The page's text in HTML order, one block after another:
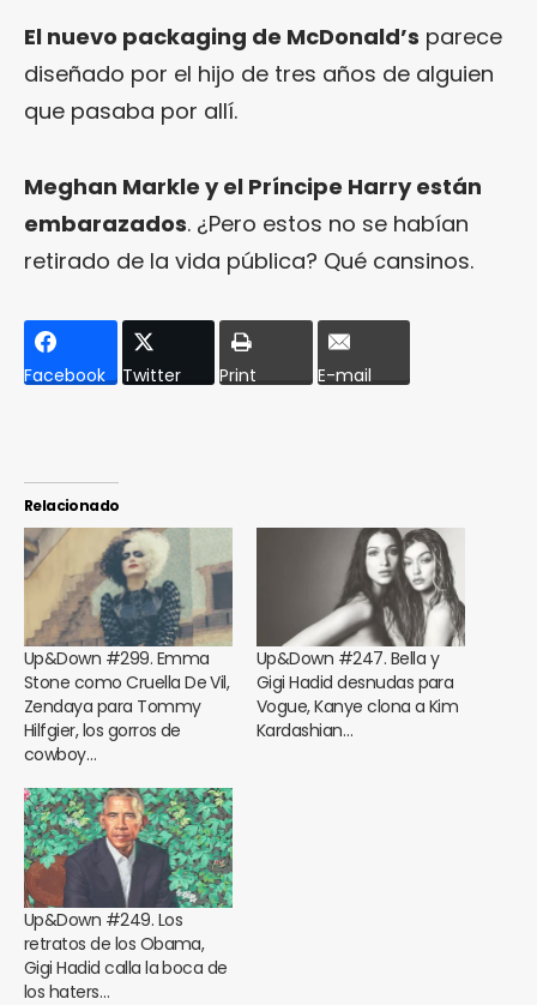
El nuevo packaging de McDonald’s parece
diseñado por el hijo de tres años de alguien
que pasaba por allí.
Meghan Markle y el Príncipe Harry están
embarazados. ¿Pero estos no se habían
retirado de la vida pública? Qué cansinos.
Facebook Twitter Print E-mail
Relacionado
Up&Down #299. Emma
Stone como Cruella De Vil,
Zendaya para Tommy
Hilfgier, los gorros de
cowboy…
Up&Down #247. Bella y
Gigi Hadid desnudas para
Vogue, Kanye clona a Kim
Kardashian…
Up&Down #249. Los
retratos de los Obama,
Gigi Hadid calla la boca de
los haters…